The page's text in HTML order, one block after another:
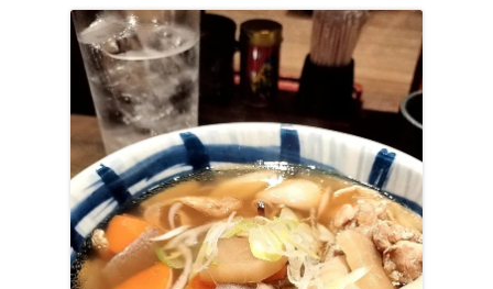
い
ウ
ィ
ン
ド
ウ
で
開
き